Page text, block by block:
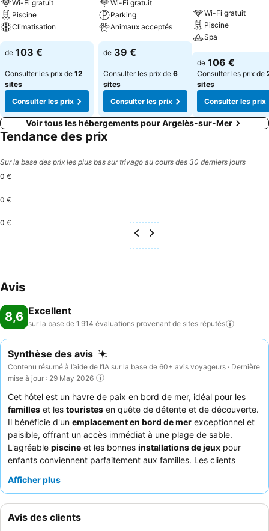
Wi-Fi gratuit
Piscine
Climatisation
de 103 €
Consulter les prix de 12
sites
Consulter les prix
Wi-Fi gratuit
Parking
Animaux acceptés
de 39 €
Consulter les prix de 6
sites
Consulter les prix
Wi-Fi gratuit
Piscine
Spa
de 106 €
Consulter les prix de
sites
Consulter les prix
Voir tous les hébergements pour Argelès-sur-Mer
Tendance des prix
Sur la base des prix les plus bas sur trivago au cours des 30 derniers jours
0 €
0 €
0 €
Avis
8,6 Excellent
sur la base de 1 914 évaluations provenant de sites réputés
Synthèse des avis
Contenu résumé à l’aide de l’IA sur la base de 60+ avis voyageurs · Dernière
mise à jour : 29 May 2026
Cet hôtel est un havre de paix en bord de mer, idéal pour les
familles et les touristes en quête de détente et de découverte.
Il bénéficie d'un emplacement en bord de mer exceptionnel et
paisible, offrant un accès immédiat à une plage de sable.
L'agréable piscine et les bonnes installations de jeux pour
enfants conviennent parfaitement aux familles. Les clients
l'hôtelet les nombreuses options fraîches disponibles au petit-
l'un des restaurants. Pour une vue optimale, pensez à demander
une chambre avec un
Afficher plus
Avis des clients